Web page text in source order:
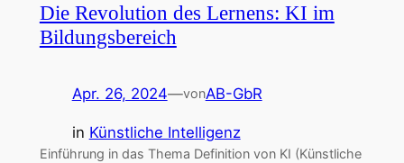
Die Revolution des Lernens: KI im
Bildungsbereich
Apr. 26, 2024—vonAB-GbR
in Künstliche Intelligenz
Einführung in das Thema Definition von KI (Künstliche